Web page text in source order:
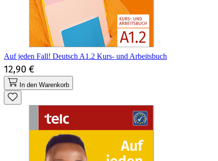
Auf jeden Fall! Deutsch A1.2 Kurs- und Arbeitsbuch
12,90 €
In den Warenkorb